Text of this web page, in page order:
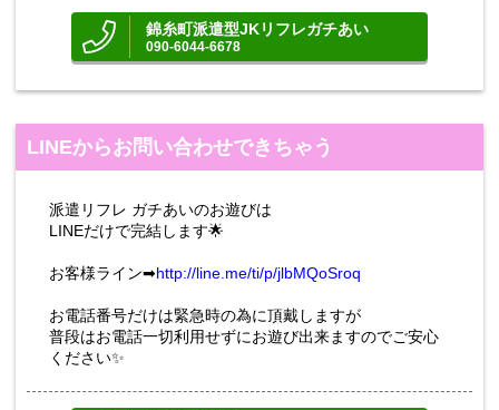
錦糸町派遣型JKリフレガチあい
090-6044-6678
LINEからお問い合わせできちゃう
派遣リフレ ガチあいのお遊びは
LINEだけで完結します🌟
お客様ライン➡http://line.me/ti/p/jlbMQoSroq
お電話番号だけは緊急時の為に頂戴しますが
普段はお電話一切利用せずにお遊び出来ますのでご安心
ください✨